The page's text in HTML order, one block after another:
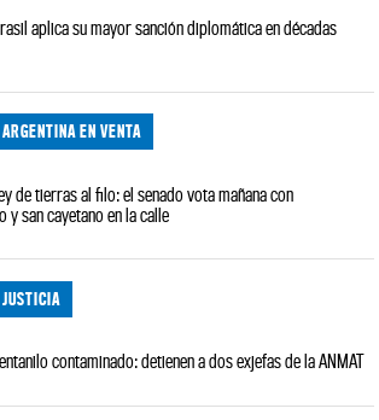
aplica su mayor sanción diplomática en décadas
ARGENTINA EN VENTA
de tierras al filo: el senado vota mañana con
y san cayetano en la calle
JUSTICIA
contaminado: detienen a dos exjefas de la ANMAT